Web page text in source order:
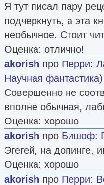
Я тут писал пару
подчеркнуть, а эта
необычное. Стоит
Оценка: отлично!
akorish про Перри:
Научная фантастика
Совершенно не
вполне обычная,
Оценка: хорошо
akorish про Бишоф:
Эгегей, на допинге,
Оценка: хорошо
akorish про Перри: